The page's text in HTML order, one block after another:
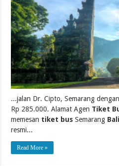
...jalan Dr. Cipto, Semarang
Rp 285.000. Alamat Agen Tiket
memesan tiket bus Semarang Bali
resmi...
Read More »